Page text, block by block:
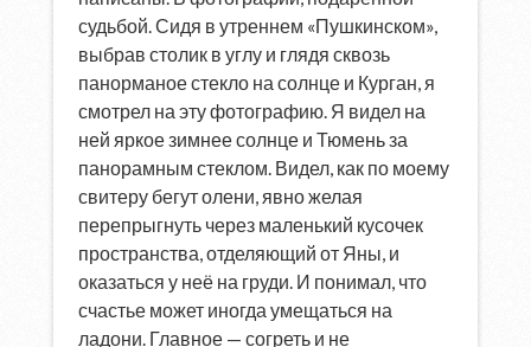
судьбой. Сидя в утреннем «Пушкинском»,
выбрав столик в углу и глядя сквозь
панорманое стекло на солнце и Курган, я
смотрел на эту фотографию. Я видел на
ней яркое зимнее солнце и Тюмень за
панорамным стеклом. Видел, как по моему
свитеру бегут олени, явно желая
перепрыгнуть через маленький кусочек
пространства, отделяющий от Яны, и
оказаться у неё на груди. И понимал, что
счастье может иногда умещаться на
ладони. Главное — согреть и не